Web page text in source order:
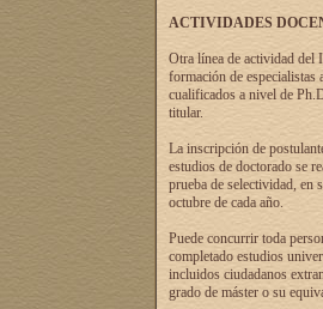
ACTIVIDADES
Otra línea de actividad del
formación de especialistas
cualificados a nivel de
titular.
La inscripción de
estudios de doctorado se
prueba de selectividad, en
octubre de cada año.
Puede concurrir toda
completado estudios
incluidos ciudadanos
grado de máster o su